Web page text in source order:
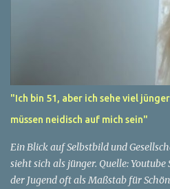
"Ich bin 51, aber ich sehe viel
müssen neidisch auf mich sein"
Ein Blick auf Selbstbild und
sieht sich als jünger. Quelle:
der Jugend oft als Maßstab für